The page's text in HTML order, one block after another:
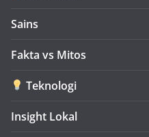
Sains
Fakta vs Mitos
Teknologi
Insight Lokal